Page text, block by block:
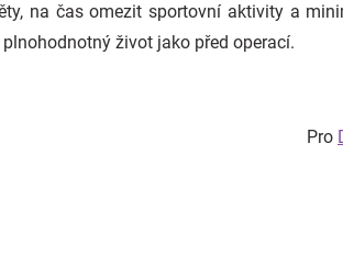
na čas omezit sportovní aktivity a
život jako před operací.
Pro